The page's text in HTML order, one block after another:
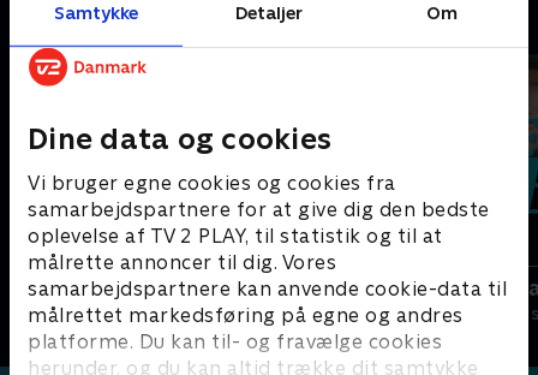
Samtykke Detaljer Om
Dine data og cookies
Vi bruger egne cookies og cookies fra
samarbejdspartnere for at give dig den bedste
oplevelse af TV 2 PLAY, til statistik og til at
målrette annoncer til dig. Vores
samarbejdspartnere kan anvende cookie-data til
målrettet markedsføring på egne og andres
platforme. Du kan til- og fravælge cookies
herunder, og du kan altid trække dit samtykke
Andre så også
Miraculous
Børneserier • 3 sæsoner
Se hva jeg
Børneserier • 2